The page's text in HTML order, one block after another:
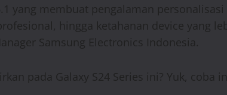
yang membuat pengalaman
hingga ketahanan device yang
Samsung Electronics Indonesia.
pada Galaxy S24 Series ini? Yuk, coba